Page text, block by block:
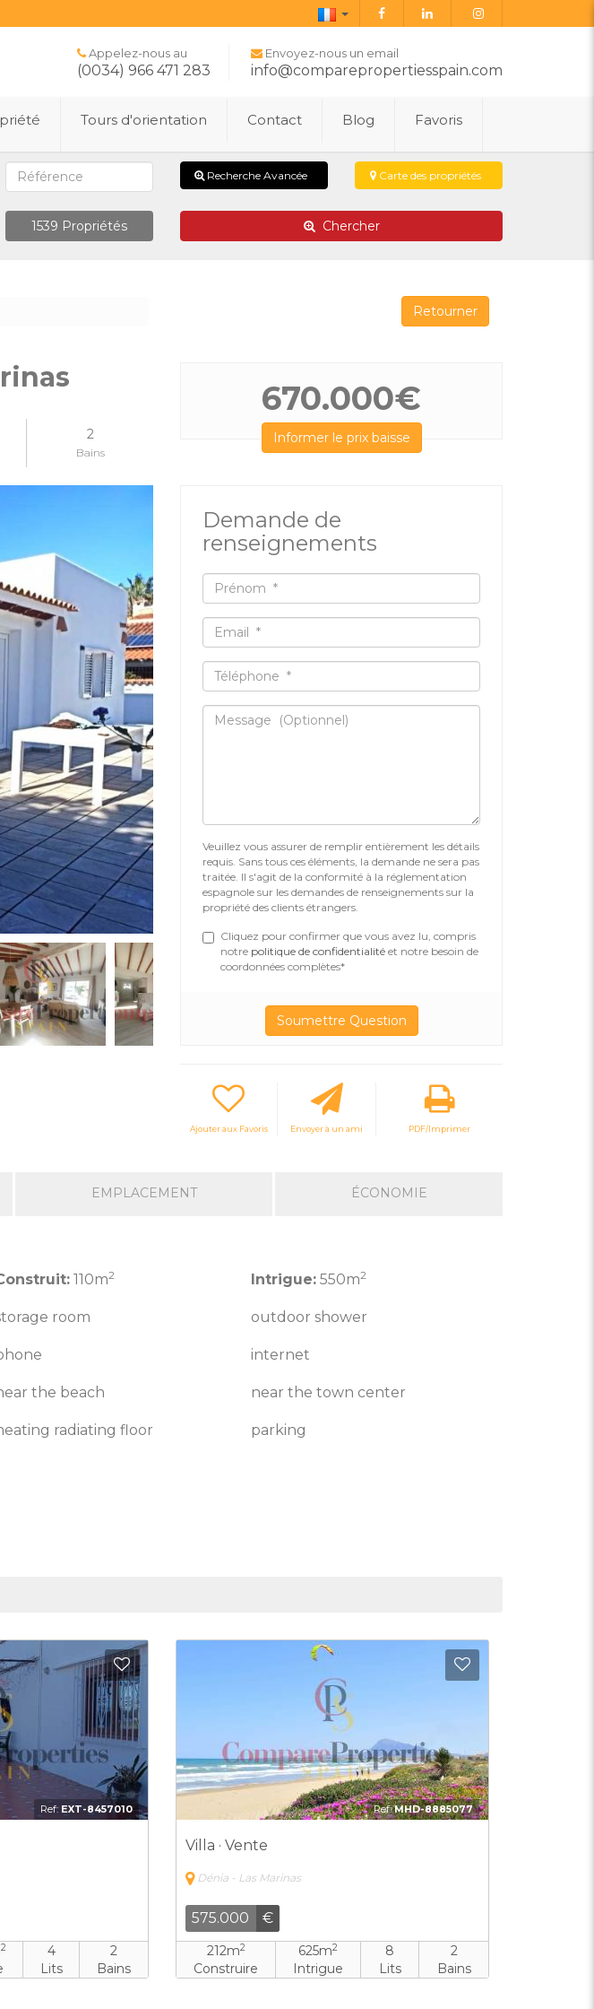
Français
Appelez-nous au
(0034) 966 471 283
Envoyez-nous un email
info@comparepropertiesspain.com
Tours d'orientation Contact Blog Favoris
1539 Propriétés
Recherche Avancée Carte des propriétés
Chercher
Retourner
2
Bains
670.000€
Informer le prix baisse
Demande de
renseignements
Veuillez vous assurer de remplir entièrement les détails
requis. Sans tous ces éléments, la demande ne sera pas
traitée. Il s'agit de la conformité à la réglementation
espagnole sur les demandes de renseignements sur la
propriété des clients étrangers.
Cliquez pour confirmer que vous avez lu, compris
notre politique de confidentialité et notre besoin de
coordonnées complètes*
Ajouter aux Favoris Envoyer à un ami PDF/Imprimer
EMPLACEMENT ÉCONOMIE
110m2 Intrigue:550m2
room outdoor shower
internet
the beach near the town center
radiating floor parking
Ref: EXT-8457010
2
4
Lits
2
Bains
Ajouter aux Favoris
Ref:MHD-8885077
Villa · Vente
Dénia - Las Marinas
575.000 €
212m2
Construire
625m2
Intrigue
8
Lits
2
Bains
Ajouter aux